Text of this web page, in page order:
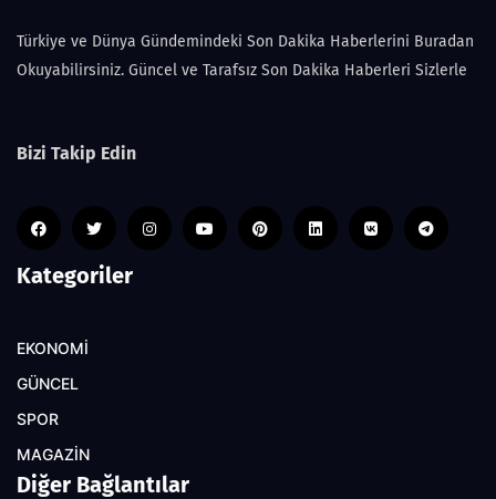
Türkiye ve Dünya Gündemindeki Son Dakika Haberlerini Buradan
Okuyabilirsiniz. Güncel ve Tarafsız Son Dakika Haberleri Sizlerle
Bizi Takip Edin
Kategoriler
EKONOMİ
GÜNCEL
SPOR
MAGAZİN
Diğer Bağlantılar